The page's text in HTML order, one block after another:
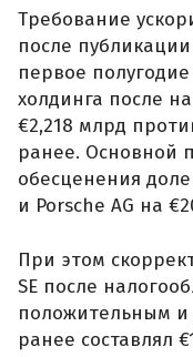
Требование
после публикации
первое
холдинга после
€2,218 млрд
ранее. Основной
обесценения
и Porsche AG на
При этом
SE после
положительным и
ранее составлял